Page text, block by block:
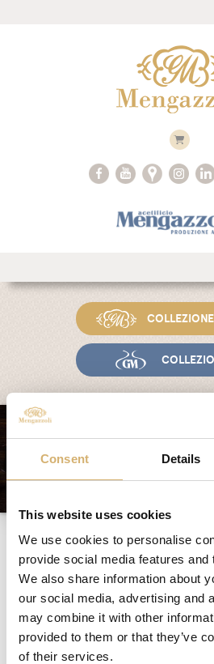
Consent Details
This website uses cookies
We use cookies to personalise
provide social media features and
We also share information about
our social media, advertising and
may combine it with other
provided to them or that they’ve
of their services.
Lamsvlees met
Ingrediënten voor 4 personen:
600 g lamsgehakt
1 ei
100 g gedroogde abrikozen